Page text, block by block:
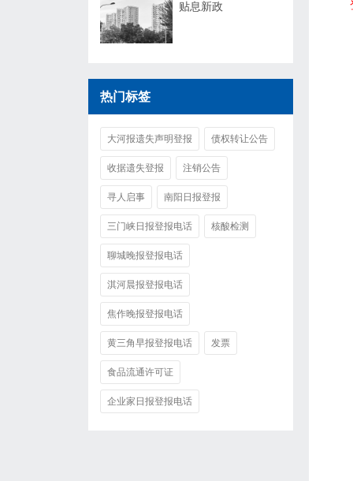
贴息新政
热门标签
大河报遗失声明登报 债权转让公告
收据遗失登报 注销公告
寻人启事 南阳日报登报
三门峡日报登报电话 核酸检测
聊城晚报登报电话
淇河晨报登报电话
焦作晚报登报电话
黄三角早报登报电话 发票
食品流通许可证
企业家日报登报电话